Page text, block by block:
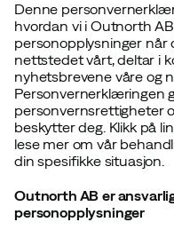
Denne
hvordan vi i Outnorth AB
personopplysninger når
nettstedet vårt, deltar i
nyhetsbrevene våre og
Personvernerklæringen
personvernsrettigheter
beskytter deg. Klikk på
lese mer om vår
din spesifikke situasjon.
Outnorth AB er
personopplysninger